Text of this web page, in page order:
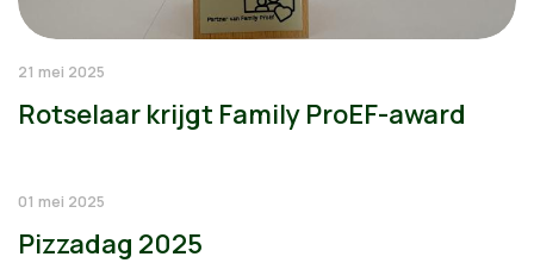
21 mei 2025
Rotselaar krijgt Family ProEF-award
01 mei 2025
Pizzadag 2025